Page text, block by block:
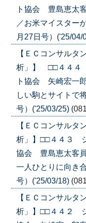
ト協会 豊島恵太
／お米マイスター
月27日号）('25/04/
【ＥＣコンサルタ
析」】 □□４４４
ト協会 矢崎宏一
しい駒とサイトで
号）('25/03/25)
【ＥＣコンサルタ
析」】□□４４３
協会 豊島恵太客
一人ひとりに向き
号）('25/03/18)
【ＥＣコンサルタ
析」】□□４４２